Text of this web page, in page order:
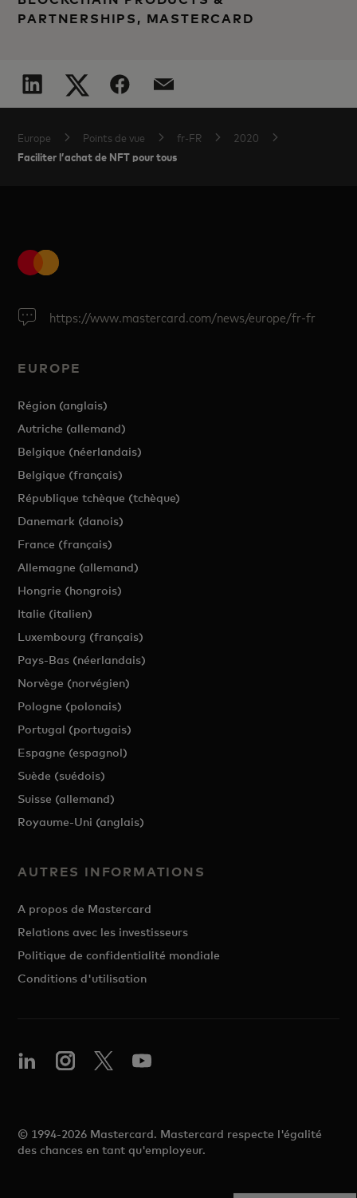
PARTNERSHIPS, MASTERCARD
Europe Points de vue fr-FR 2020
Faciliter l’achat de NFT pour tous
https://www.mastercard.com/news/europe/fr-fr
EUROPE
Région (anglais)
Autriche (allemand)
Belgique (néerlandais)
Belgique (français)
République tchèque (tchèque)
Danemark (danois)
France (français)
Allemagne (allemand)
Hongrie (hongrois)
Italie (italien)
Luxembourg (français)
Pays-Bas (néerlandais)
Norvège (norvégien)
Pologne (polonais)
Portugal (portugais)
Espagne (espagnol)
Suède (suédois)
Suisse (allemand)
Royaume-Uni (anglais)
AUTRES INFORMATIONS
A propos de Mastercard
Relations avec les investisseurs
Politique de confidentialité mondiale
Conditions d'utilisation
© 1994-2026 Mastercard. Mastercard respecte l'égalité
des chances en tant qu'employeur.